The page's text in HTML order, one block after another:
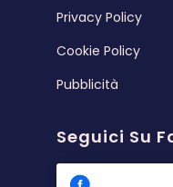
Privacy Policy
Cookie Policy
Pubblicità
Seguici Su